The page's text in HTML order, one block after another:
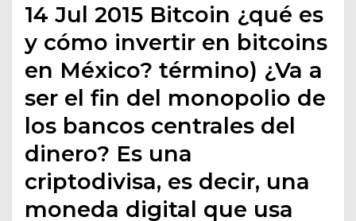
14 Jul 2015 Bitcoin ¿qué es
y cómo invertir en bitcoins
en México? término) ¿Va a
ser el fin del monopolio de
los bancos centrales del
dinero? Es una
criptodivisa, es decir, una
moneda digital que usa